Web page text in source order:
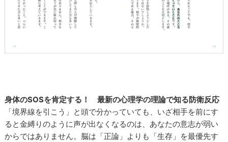
身体のSOSを肯定する！ 最新の心理学の理論で知る防衛反応
「境界線を引こう」と頭で分かっていても、いざ相手を前にす
ると金縛りのように声が出なくなるのは、あなたの意志が弱い
からではありません。脳は「正論」よりも「生存」を最優先す